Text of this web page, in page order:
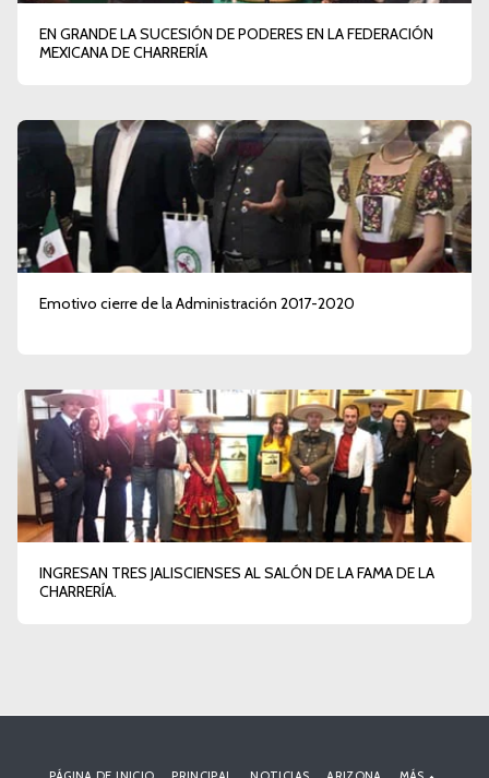
EN GRANDE LA SUCESIÓN DE PODERES EN LA FEDERACIÓN
MEXICANA DE CHARRERÍA
Emotivo cierre de la Administración 2017-2020
INGRESAN TRES JALISCIENSES AL SALÓN DE LA FAMA DE LA
CHARRERÍA.